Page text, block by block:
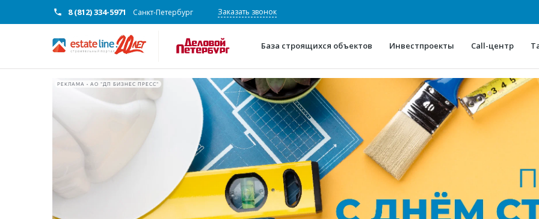
8 (812) 334-5971 Санкт-Петербург Заказать звонок
База строящихся объектов Инвестпроекты Call-центр
О проекте
Конкурентные
Горячие
РЕКЛАМА • АО "ДП БИЗНЕС ПРЕСС"